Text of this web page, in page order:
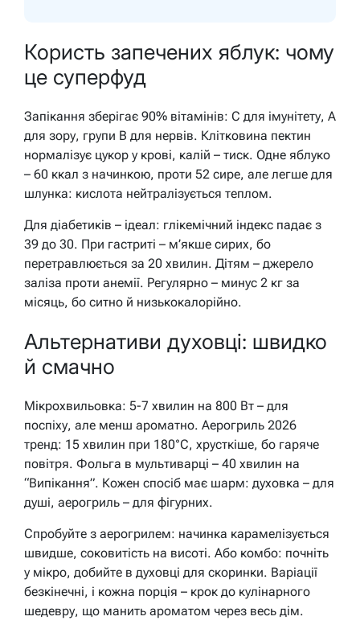
Користь запечених яблук: чому
це суперфуд
Запікання зберігає 90% вітамінів: C для імунітету, A
для зору, групи B для нервів. Клітковина пектин
нормалізує цукор у крові, калій – тиск. Одне яблуко
– 60 ккал з начинкою, проти 52 сире, але легше для
шлунка: кислота нейтралізується теплом.
Для діабетиків – ідеал: глікемічний індекс падає з
39 до 30. При гастриті – м’якше сирих, бо
перетравлюється за 20 хвилин. Дітям – джерело
заліза проти анемії. Регулярно – минус 2 кг за
місяць, бо ситно й низькокалорійно.
Альтернативи духовці: швидко
й смачно
Мікрохвильовка: 5-7 хвилин на 800 Вт – для
поспіху, але менш ароматно. Аерогриль 2026
тренд: 15 хвилин при 180°C, хрусткіше, бо гаряче
повітря. Фольга в мультиварці – 40 хвилин на
“Випікання”. Кожен спосіб має шарм: духовка – для
душі, аерогриль – для фігурних.
Спробуйте з аерогрилем: начинка карамелізується
швидше, соковитість на висоті. Або комбо: почніть
у мікро, добийте в духовці для скоринки. Варіації
безкінечні, і кожна порція – крок до кулінарного
шедевру, що манить ароматом через весь дім.